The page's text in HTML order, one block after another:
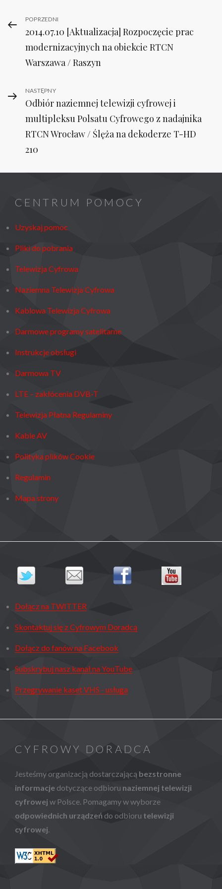
Nawigacja
wpisu
Previous
Post
POPRZEDNI
2014.07.10 [Aktualizacja] Rozpoczęcie prac
modernizacyjnych na obiekcie RTCN
Warszawa / Raszyn
Next
Post
NASTĘPNY
Odbiór naziemnej telewizji cyfrowej i
multipleksu Polsatu Cyfrowego z nadajnika
RTCN Wrocław / Ślęża na dekoderze T-HD
210
CENTRUM POMOCY
Uzyskaj pomoc
Pliki do pobrania
Telewizja Cyfrowa
Naziemna Telewizja Cyfrowa
Kablowa Telewizja Cyfrowa
Darmowe programy satelitarne
Instrukcje obsługi
Darmowa TV
LTE – zakłócenia DVB-T
Telewizja Płatna Regulaminy
Kable AV
Polityka plików Cookie
Regulamin
Mapa strony
Dołącz na TWITTER
Skontaktuj się z Cyfrowym Doradcą
Dołącz do fanów na Facebook
Subskrybuj nasz kanał na YouTube
Przegrywanie kaset VHS - usługa
CYFROWY DORADCA
Jesteśmy organizacją dostarczającą bezstronne
informacje dotyczące odbioru naziemnej telewizji
cyfrowej w Polsce. Pomagamy w wyborze
odpowiednich urządzeń do odbioru telewizji
cyfrowej